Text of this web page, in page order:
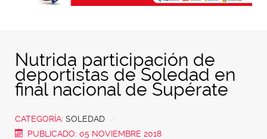
Nutrida participación de
deportistas de Soledad en
final nacional de Supérate
CATEGORÍA: SOLEDAD
PUBLICADO: 05 NOVIEMBRE 2018